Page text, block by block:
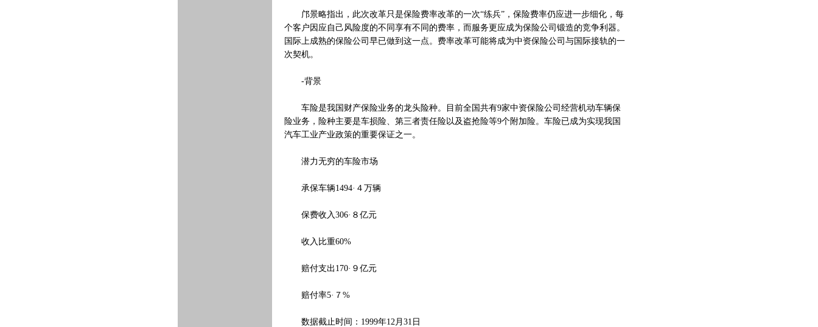
邝景略指出，此次改革只是保险费率改革的一次“练兵”，保险费率仍应进一步细化，每
个客户因应自己风险度的不同享有不同的费率，而服务更应成为保险公司锻造的竞争利器。
国际上成熟的保险公司早已做到这一点。费率改革可能将成为中资保险公司与国际接轨的一
次契机。
-背景
车险是我国财产保险业务的龙头险种。目前全国共有9家中资保险公司经营机动车辆保
险业务，险种主要是车损险、第三者责任险以及盗抢险等9个附加险。车险已成为实现我国
汽车工业产业政策的重要保证之一。
潜力无穷的车险市场
承保车辆1494·４万辆
保费收入306·８亿元
收入比重60%
赔付支出170·９亿元
赔付率5·７%
数据截止时间：1999年12月31日